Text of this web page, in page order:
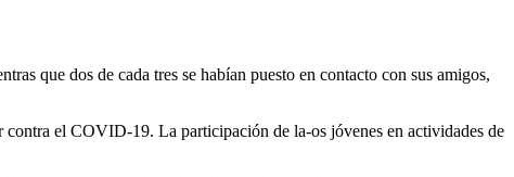
que dos de cada tres se habían puesto en contacto con sus amigos,
el COVID-19. La participación de la-os jóvenes en actividades de